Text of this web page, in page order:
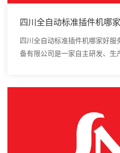
四川全自动标准插件机哪
四川全自动标准插件机哪家好
备有限公司是一家自主研发、生